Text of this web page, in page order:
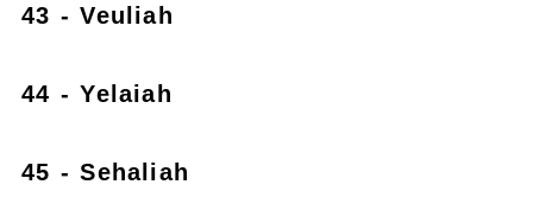
43 - Veuliah
44 - Yelaiah
45 - Sehaliah